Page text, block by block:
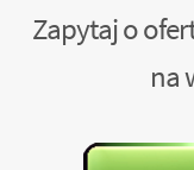
Zapytaj o
na